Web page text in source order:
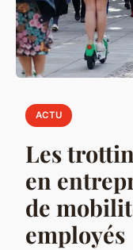
ACTU
Les
en
de
employés